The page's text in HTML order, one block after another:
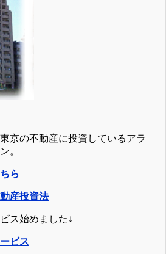
京の不動産に投資しているアラ
。
ら
産投資法
ス始めました↓
ビス